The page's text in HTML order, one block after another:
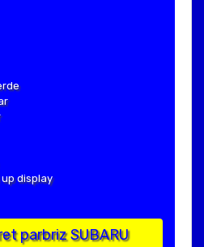
display
parbriz SUBARU